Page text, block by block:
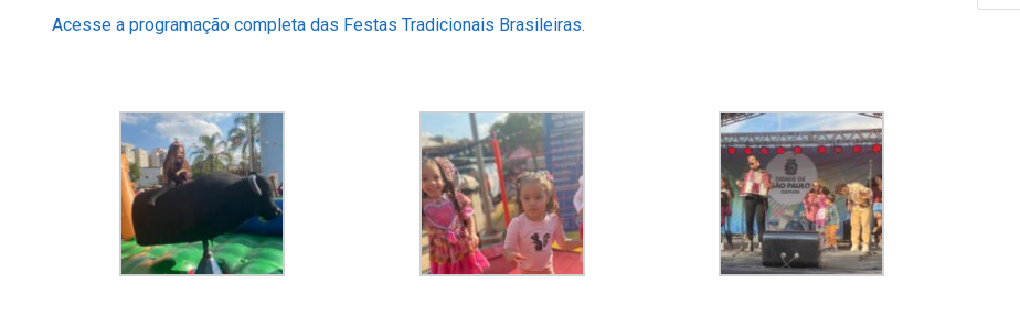
Acesse a programação completa das Festas Tradicionais Brasileiras.